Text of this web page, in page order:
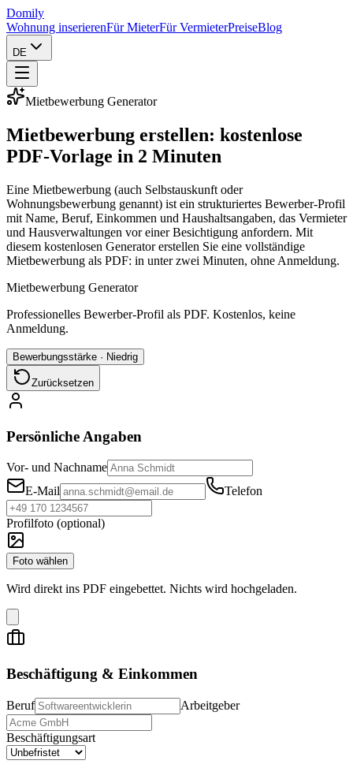
Domily
Wohnung inserierenFür MieterFür VermieterPreiseBlog
DE
Mietbewerbung Generator
Mietbewerbung erstellen: kostenlose
PDF-Vorlage in 2 Minuten
Eine Mietbewerbung (auch Selbstauskunft oder
Wohnungsbewerbung genannt) ist ein strukturiertes Bewerber-Profil
mit Name, Beruf, Einkommen und Haushaltsangaben, das Vermieter
und Hausverwaltungen vor einer Besichtigung anfordern. Mit
diesem kostenlosen Generator erstellen Sie eine vollständige
Mietbewerbung als PDF: in unter zwei Minuten, ohne Anmeldung.
Mietbewerbung Generator
Professionelles Bewerber-Profil als PDF. Kostenlos, keine
Anmeldung.
Bewerbungsstärke · Niedrig
Zurücksetzen
Persönliche Angaben
Vor- und Nachname
E-Mail
Telefon
Profilfoto (optional)
Foto wählen
Wird direkt ins PDF eingebettet. Nichts wird hochgeladen.
Beschäftigung & Einkommen
Beruf Arbeitgeber
Beschäftigungsart